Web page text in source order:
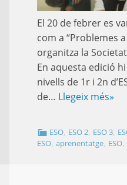
El 20 de febrer es
com a “Problemes
organitza la
En aquesta edició
nivells de 1r i 2n
de… Llegeix més»
ESO, ESO 2, ESO 3,
ESO, aprenentatge, ESO,